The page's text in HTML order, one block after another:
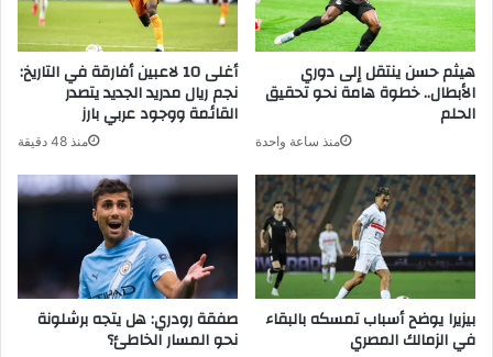
أغلى 10 لاعبين أفارقة في التاريخ:
نجم ريال مدريد الجديد يتصدر
القائمة ووجود عربي بارز
منذ 48 دقيقة
هيثم حسن ينتقل إلى دوري
الأبطال.. خطوة هامة نحو تحقيق
الحلم
منذ ساعة واحدة
صفقة رودري: هل يتجه برشلونة
نحو المسار الخاطئ؟
بيزيرا يوضح أسباب تمسكه بالبقاء
في الزمالك المصري